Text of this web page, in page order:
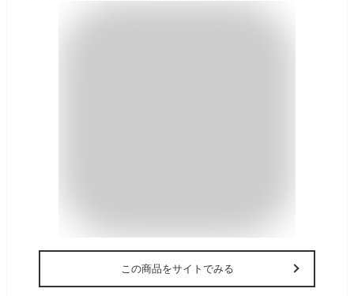
この商品をサイトでみる